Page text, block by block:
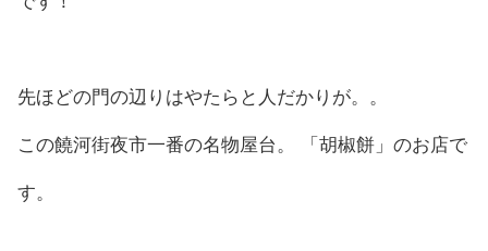
先ほどの門の辺りはやたらと人だかりが。。
この饒河街夜市一番の名物屋台。 「胡椒餅」のお店で
す。